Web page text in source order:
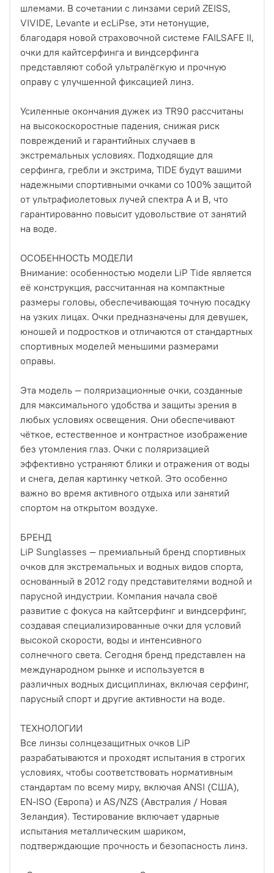
шлемами. В сочетании с линзами серий ZEISS,
VIVIDE, Levante и ecLiPse, эти нетонущие,
благодаря новой страховочной системе FAILSAFE II,
очки для кайтсерфинга и виндсерфинга
представляют собой ультралёгкую и прочную
оправу с улучшенной фиксацией линз.
Усиленные окончания дужек из TR90 рассчитаны
на высокоскоростные падения, снижая риск
повреждений и гарантийных случаев в
экстремальных условиях. Подходящие для
серфинга, гребли и экстрима, TIDE будут вашими
надежными спортивными очками со 100% защитой
от ультрафиолетовых лучей спектра А и В, что
гарантированно повысит удовольствие от занятий
на воде.
ОСОБЕННОСТЬ МОДЕЛИ
Внимание: особенностью модели LiP Tide является
её конструкция, рассчитанная на компактные
размеры головы, обеспечивающая точную посадку
на узких лицах. Очки предназначены для девушек,
юношей и подростков и отличаются от стандартных
спортивных моделей меньшими размерами
оправы.
Эта модель — поляризационные очки, созданные
для максимального удобства и защиты зрения в
любых условиях освещения. Они обеспечивают
чёткое, естественное и контрастное изображение
без утомления глаз. Очки с поляризацией
эффективно устраняют блики и отражения от воды
и снега, делая картинку четкой. Это особенно
важно во время активного отдыха или занятий
спортом на открытом воздухе.
БРЕНД
LiP Sunglasses — премиальный бренд спортивных
очков для экстремальных и водных видов спорта,
основанный в 2012 году представителями водной и
парусной индустрии. Компания начала своё
развитие с фокуса на кайтсерфинг и виндсерфинг,
создавая специализированные очки для условий
высокой скорости, воды и интенсивного
солнечного света. Сегодня бренд представлен на
международном рынке и используется в
различных водных дисциплинах, включая серфинг,
парусный спорт и другие активности на воде.
ТЕХНОЛОГИИ
Все линзы солнцезащитных очков LiP
разрабатываются и проходят испытания в строгих
условиях, чтобы соответствовать нормативным
стандартам по всему миру, включая ANSI (США),
EN-ISO (Европа) и AS/NZS (Австралия / Новая
Зеландия). Тестирование включает ударные
испытания металлическим шариком,
подтверждающие прочность и безопасность линз.